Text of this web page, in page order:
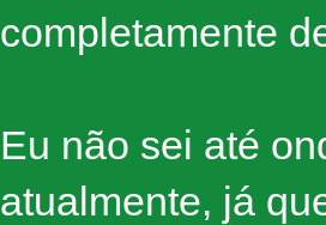
completamente
Eu não sei até
atualmente, já